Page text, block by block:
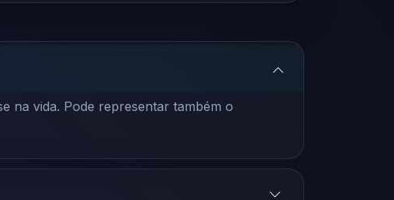
na vida. Pode representar também o